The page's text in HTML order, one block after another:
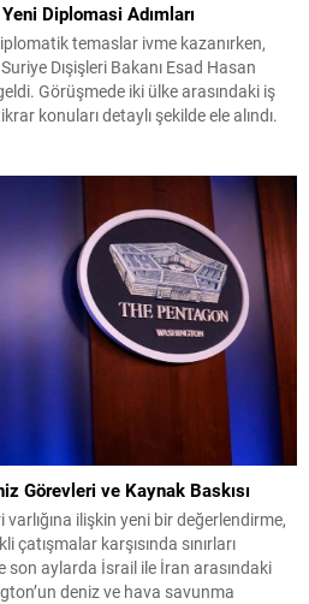
Diplomasi Adımları
temaslar ivme kazanırken,
Dışişleri Bakanı Esad Hasan
Görüşmede iki ülke arasındaki iş
konuları detaylı şekilde ele alındı.
güçlendirilmesinin gerekliliği
Lübnan ilişkilerine...
Görevleri ve Kaynak Baskısı
varlığına ilişkin yeni bir değerlendirme,
karşısında sınırları
son aylarda İsrail ile İran arasındaki
deniz ve hava savunma